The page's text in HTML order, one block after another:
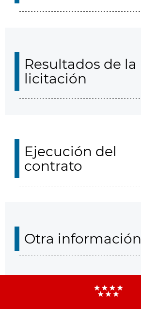
Resultados de la
licitación
Ejecución del
contrato
Otra información